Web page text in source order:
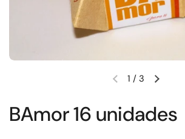
Slide anterior
1 / 3
BAmor 16 unidades